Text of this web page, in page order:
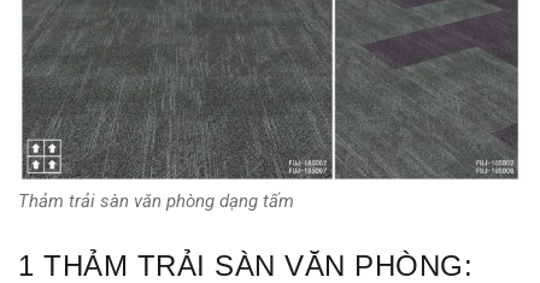
Thảm trải sàn văn phòng dạng tấm
1 THẢM TRẢI SÀN VĂN PHÒNG: